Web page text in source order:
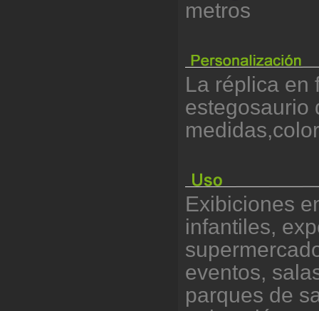
metros
La réplica en
estegosaurio
Exibiciones
infantiles,
eventos,
parques de